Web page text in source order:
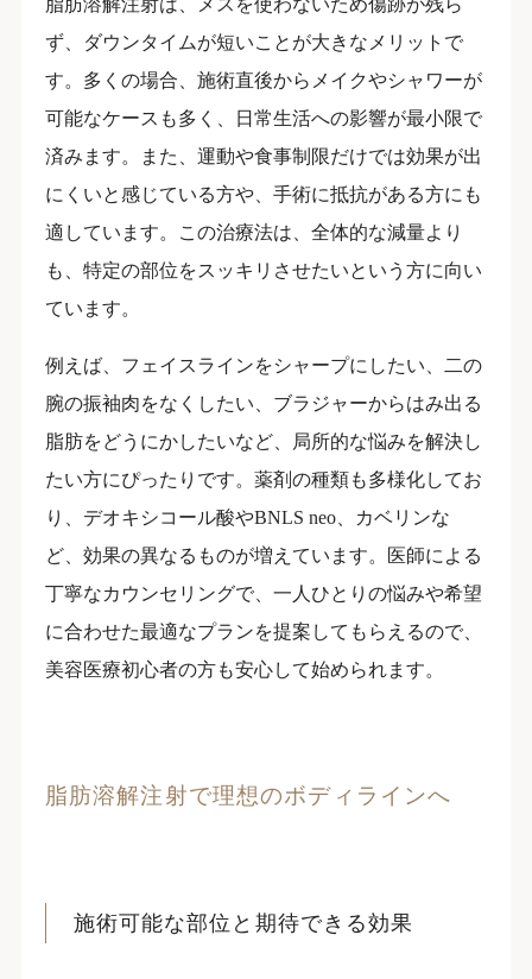
脂肪溶解注射は、メスを使わないため傷跡が残ら
ず、ダウンタイムが短いことが大きなメリットで
す。多くの場合、施術直後からメイクやシャワーが
可能なケースも多く、日常生活への影響が最小限で
済みます。また、運動や食事制限だけでは効果が出
にくいと感じている方や、手術に抵抗がある方にも
適しています。この治療法は、全体的な減量より
も、特定の部位をスッキリさせたいという方に向い
ています。
例えば、フェイスラインをシャープにしたい、二の
腕の振袖肉をなくしたい、ブラジャーからはみ出る
脂肪をどうにかしたいなど、局所的な悩みを解決し
たい方にぴったりです。薬剤の種類も多様化してお
り、デオキシコール酸やBNLS neo、カベリンな
ど、効果の異なるものが増えています。医師による
丁寧なカウンセリングで、一人ひとりの悩みや希望
に合わせた最適なプランを提案してもらえるので、
美容医療初心者の方も安心して始められます。
脂肪溶解注射で理想のボディラインへ
施術可能な部位と期待できる効果